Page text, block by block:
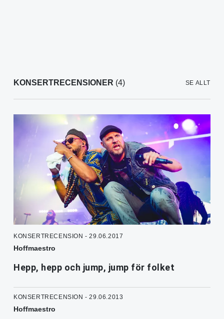
KONSERTRECENSIONER (4) SE ALLT
KONSERTRECENSION - 29.06.2017
Hoffmaestro
Hepp, hepp och jump, jump för folket
KONSERTRECENSION - 29.06.2013
Hoffmaestro